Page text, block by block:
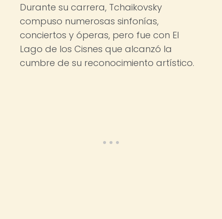
Durante su carrera, Tchaikovsky
compuso numerosas sinfonías,
conciertos y óperas, pero fue con El
Lago de los Cisnes que alcanzó la
cumbre de su reconocimiento artístico.